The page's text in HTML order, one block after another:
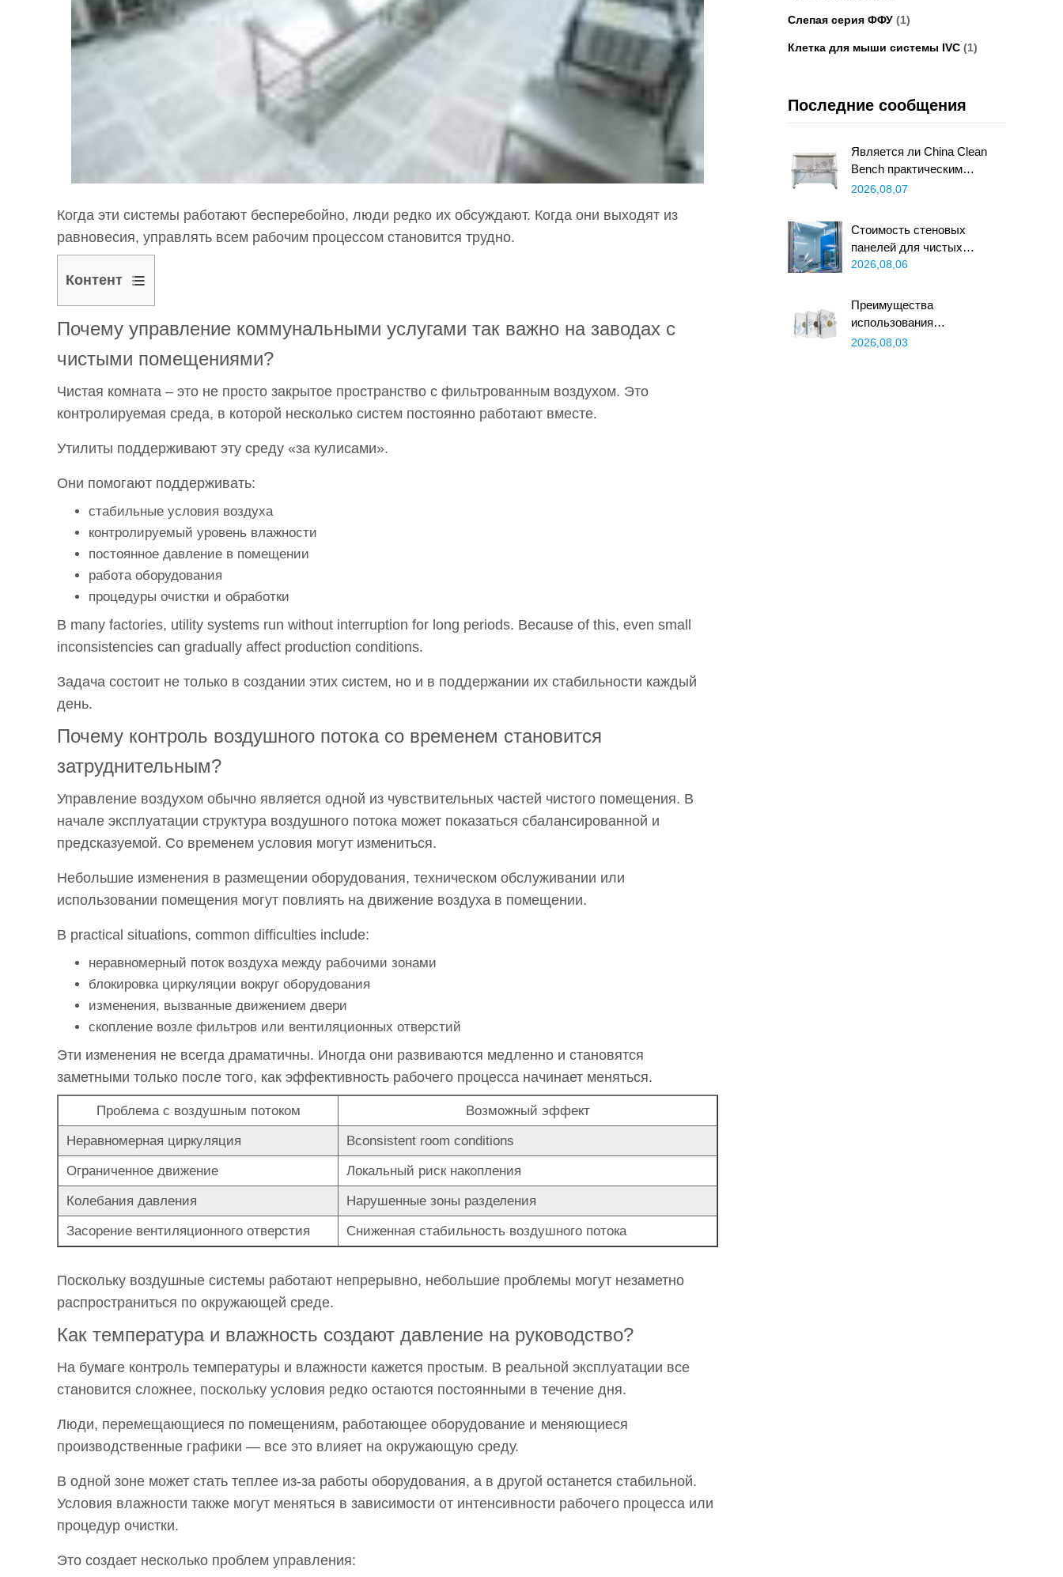
Когда эти системы работают бесперебойно, люди редко их обсуждают. Когда они выходят из
равновесия, управлять всем рабочим процессом становится трудно.
Контент
1
Почему
услугами
так
на
заводах
помещениями?
Почему
контроль
воздушного
потока
временем
становится
затруднительным?
Как
температура
и
влажность
давление
на
руководство?
Почему
перепады
давления
требуют
постоянного
внимания?
5
обслуживание
коммунальных
предприятий
становится
долгосрочной
проблемой?
Почему
становится
трудно
потреблением
энергии?
7
Как
системы
создают
скрытые
8
Почему управление коммунальными услугами так важно на заводах с
чистыми помещениями?
Чистая комната – это не просто закрытое пространство с фильтрованным воздухом. Это
контролируемая среда, в которой несколько систем постоянно работают вместе.
Утилиты поддерживают эту среду «за кулисами».
Они помогают поддерживать:
стабильные условия воздуха
контролируемый уровень влажности
постоянное давление в помещении
работа оборудования
процедуры очистки и обработки
В many factories, utility systems run without interruption for long periods. Because of this, even small
inconsistencies can gradually affect production conditions.
Задача состоит не только в создании этих систем, но и в поддержании их стабильности каждый
день.
Почему контроль воздушного потока со временем становится
затруднительным?
Управление воздухом обычно является одной из чувствительных частей чистого помещения. В
начале эксплуатации структура воздушного потока может показаться сбалансированной и
предсказуемой. Со временем условия могут измениться.
Небольшие изменения в размещении оборудования, техническом обслуживании или
использовании помещения могут повлиять на движение воздуха в помещении.
В practical situations, common difficulties include:
неравномерный поток воздуха между рабочими зонами
блокировка циркуляции вокруг оборудования
изменения, вызванные движением двери
скопление возле фильтров или вентиляционных отверстий
Эти изменения не всегда драматичны. Иногда они развиваются медленно и становятся
заметными только после того, как эффективность рабочего процесса начинает меняться.
Проблема с воздушным потоком
Возможный эффект
Неравномерная циркуляция
Вconsistent room conditions
Ограниченное движение
Локальный риск накопления
Колебания давления
Нарушенные зоны разделения
Засорение вентиляционного отверстия
Сниженная стабильность воздушного потока
Поскольку воздушные системы работают непрерывно, небольшие проблемы могут незаметно
распространиться по окружающей среде.
Как температура и влажность создают давление на руководство?
На бумаге контроль температуры и влажности кажется простым. В реальной эксплуатации все
становится сложнее, поскольку условия редко остаются постоянными в течение дня.
Люди, перемещающиеся по помещениям, работающее оборудование и меняющиеся
производственные графики — все это влияет на окружающую среду.
В одной зоне может стать теплее из-за работы оборудования, а в другой останется стабильной.
Условия влажности также могут меняться в зависимости от интенсивности рабочего процесса или
процедур очистки.
Это создает несколько проблем управления:
Слепая серия ФФУ (1)
Клетка для мыши системы IVC (1)
Последние сообщения
Является ли China Clean
Bench практическим
решением для нужд
2026,08,07
Стоимость стеновых
панелей для чистых
помещений в 2026 году:
экономия
2026,08,06
Преимущества
использования
звукоизоляционных
2026,08,03